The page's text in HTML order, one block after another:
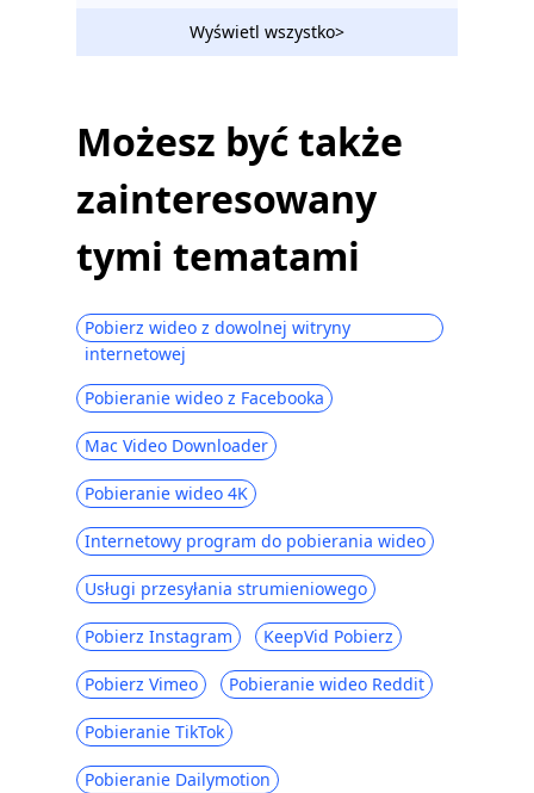
Jak opublikować film na Twitterze
[najlepszy przewodnik]
Top 4 Twitter Video Converter: Konwertuj
wideo na Twittera
Wyświetl wszystko>
Możesz być także
zainteresowany
tymi tematami
Pobierz wideo z dowolnej witryny
internetowej
Pobieranie wideo z Facebooka
Mac Video Downloader
Pobieranie wideo 4K
Internetowy program do pobierania wideo
Usługi przesyłania strumieniowego
Pobierz Instagram KeepVid Pobierz
Pobierz Vimeo Pobieranie wideo Reddit
Pobieranie TikTok
Pobieranie Dailymotion